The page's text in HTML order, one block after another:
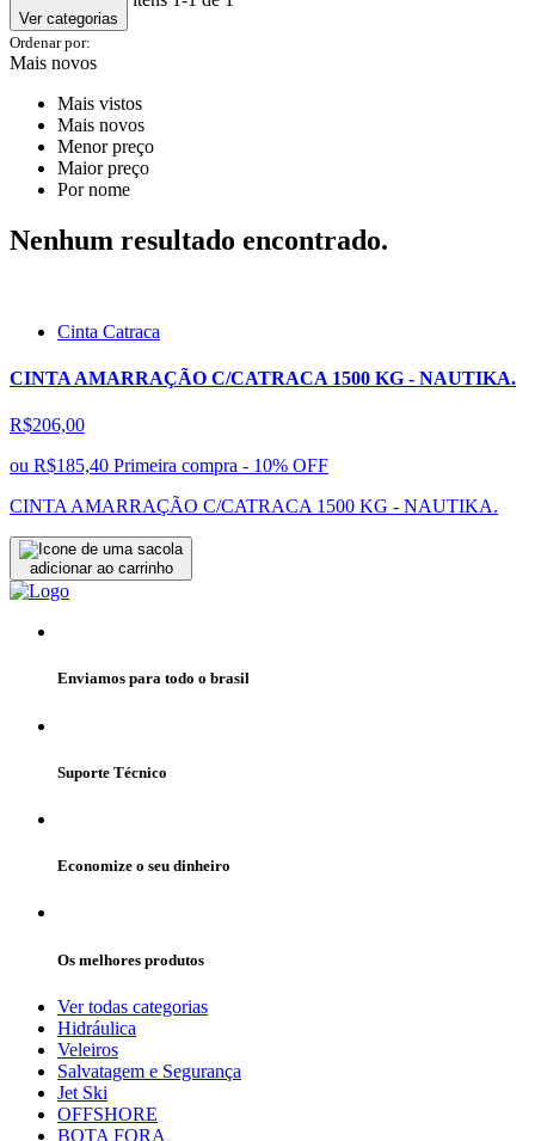
Ver categorias
Ordenar por:
Mais novos
Mais vistos
Mais novos
Menor preço
Maior preço
Por nome
Nenhum resultado encontrado.
Cinta Catraca
CINTA AMARRAÇÃO C/CATRACA 1500 KG - NAUTIKA.
R$206,00
ou R$185,40 Primeira compra - 10% OFF
CINTA AMARRAÇÃO C/CATRACA 1500 KG - NAUTIKA.
adicionar ao carrinho
Enviamos para todo o brasil
Suporte Técnico
Economize o seu dinheiro
Os melhores produtos
Ver todas categorias
Hidráulica
Veleiros
Salvatagem e Segurança
Jet Ski
OFFSHORE
BOTA FORA